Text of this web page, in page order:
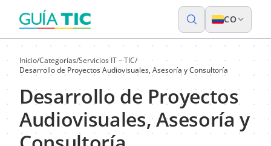
CO
Inicio/Categorías/Servicios IT – TIC/
Desarrollo de Proyectos Audiovisuales, Asesoría y Consultoría
Desarrollo de Proyectos
Audiovisuales, Asesoría y